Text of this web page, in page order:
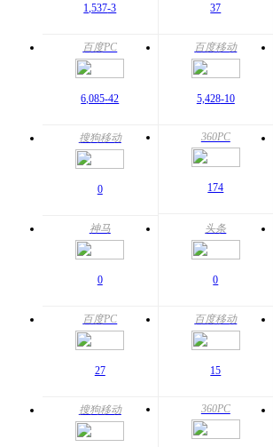
1,537-3 37
百度PC
6,085-42
百度移动
5,428-10
搜狗移动
0
360PC
174
神马
0
头条
0
百度PC
27
百度移动
15
搜狗移动 360PC